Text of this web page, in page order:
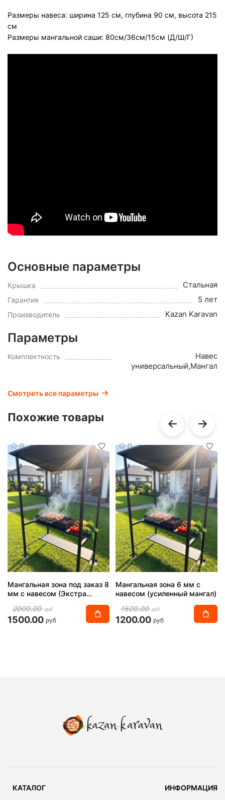
Размеры навеса: ширина 125 см, глубина 90 см, высота 215
см
Размеры мангальной саши: 80см/36см/15см (Д/Ш/Г)
Основные параметры
Крышка Стальная
Гарантия 5 лет
Производитель Kazan Karavan
Параметры
Комплектность
Навес
универсальный,Мангал
Смотреть все параметры
Похожие товары
0
Мангальная зона под заказ 8
мм с навесом (Экстра
2000.00 руб
1500.00 руб
0
Мангальная зона 6 мм с
навесом (усиленный мангал)
1500.00 руб
1200.00 руб
КАТАЛОГ ИНФОРМАЦИЯ